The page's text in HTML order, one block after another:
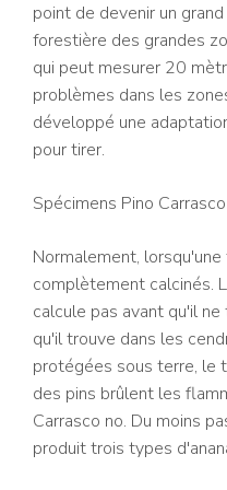
point de devenir un
forestière des grandes
qui peut mesurer 20
problèmes dans les
développé une
pour tirer.
Spécimens Pino Carrasco
Normalement,
complètement calcinés.
calcule pas avant qu'il
qu'il trouve dans les
protégées sous terre, le
des pins brûlent les
Carrasco no. Du moins
produit trois types